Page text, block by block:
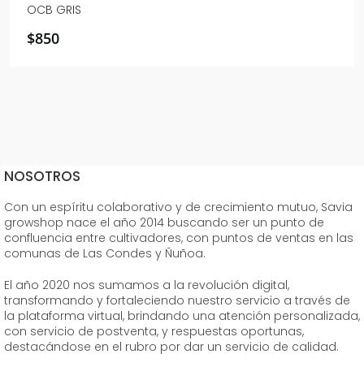
OCB GRIS
$850
NOSOTROS
Con un espíritu colaborativo y de crecimiento mutuo, Savia
growshop nace el año 2014 buscando ser un punto de
confluencia entre cultivadores, con puntos de ventas en las
comunas de Las Condes y Ñuñoa.
El año 2020 nos sumamos a la revolución digital,
transformando y fortaleciendo nuestro servicio a través de
la plataforma virtual, brindando una atención personalizada,
con servicio de postventa, y respuestas oportunas,
destacándose en el rubro por dar un servicio de calidad.